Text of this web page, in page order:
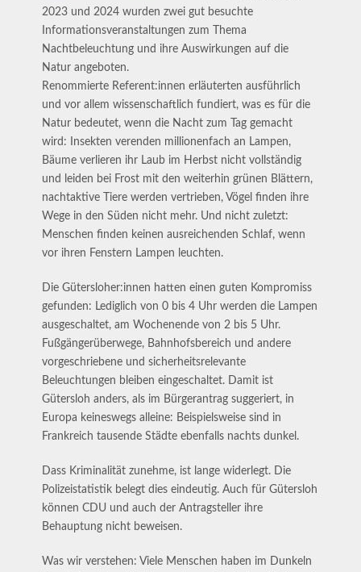
2023 und 2024 wurden zwei gut besuchte
Informationsveranstaltungen zum Thema
Nachtbeleuchtung und ihre Auswirkungen auf die
Natur angeboten.
Renommierte Referent:innen erläuterten ausführlich
und vor allem wissenschaftlich fundiert, was es für die
Natur bedeutet, wenn die Nacht zum Tag gemacht
wird: Insekten verenden millionenfach an Lampen,
Bäume verlieren ihr Laub im Herbst nicht vollständig
und leiden bei Frost mit den weiterhin grünen Blättern,
nachtaktive Tiere werden vertrieben, Vögel finden ihre
Wege in den Süden nicht mehr. Und nicht zuletzt:
Menschen finden keinen ausreichenden Schlaf, wenn
vor ihren Fenstern Lampen leuchten.
Die Gütersloher:innen hatten einen guten Kompromiss
gefunden: Lediglich von 0 bis 4 Uhr werden die Lampen
ausgeschaltet, am Wochenende von 2 bis 5 Uhr.
Fußgängerüberwege, Bahnhofsbereich und andere
vorgeschriebene und sicherheitsrelevante
Beleuchtungen bleiben eingeschaltet. Damit ist
Gütersloh anders, als im Bürgerantrag suggeriert, in
Europa keineswegs alleine: Beispielsweise sind in
Frankreich tausende Städte ebenfalls nachts dunkel.
Dass Kriminalität zunehme, ist lange widerlegt. Die
Polizeistatistik belegt dies eindeutig. Auch für Gütersloh
können CDU und auch der Antragsteller ihre
Behauptung nicht beweisen.
Was wir verstehen: Viele Menschen haben im Dunkeln